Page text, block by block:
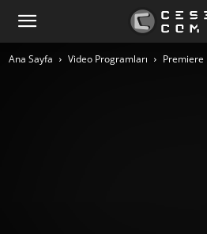
Ana Sayfa Video Programları Premiere